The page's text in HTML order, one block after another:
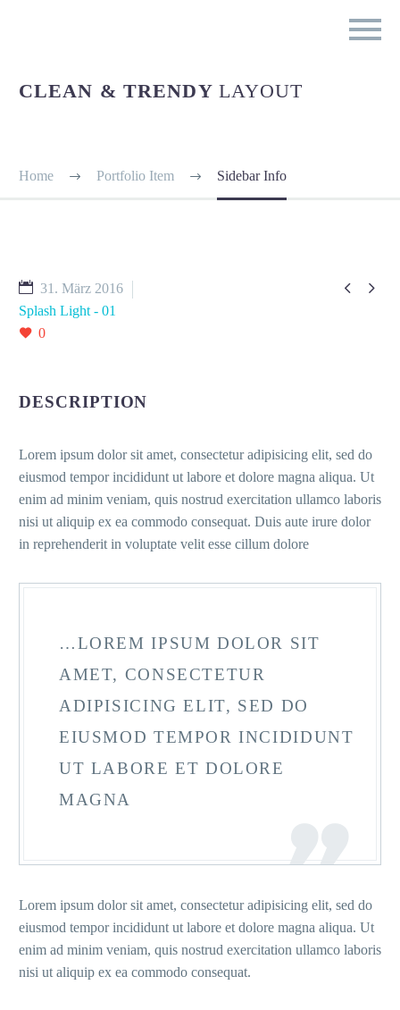
CLEAN & TRENDY LAYOUT
Home Portfolio Item Sidebar Info
 
31. März 2016
Splash Light - 01
0
DESCRIPTION
Lorem ipsum dolor sit amet, consectetur adipisicing elit, sed do
eiusmod tempor incididunt ut labore et dolore magna aliqua. Ut
enim ad minim veniam, quis nostrud exercitation ullamco laboris
nisi ut aliquip ex ea commodo consequat. Duis aute irure dolor
in reprehenderit in voluptate velit esse cillum dolore
…LOREM IPSUM DOLOR SIT
AMET, CONSECTETUR
ADIPISICING ELIT, SED DO
EIUSMOD TEMPOR INCIDIDUNT
UT LABORE ET DOLORE
MAGNA
Lorem ipsum dolor sit amet, consectetur adipisicing elit, sed do
eiusmod tempor incididunt ut labore et dolore magna aliqua. Ut
enim ad minim veniam, quis nostrud exercitation ullamco laboris
nisi ut aliquip ex ea commodo consequat.